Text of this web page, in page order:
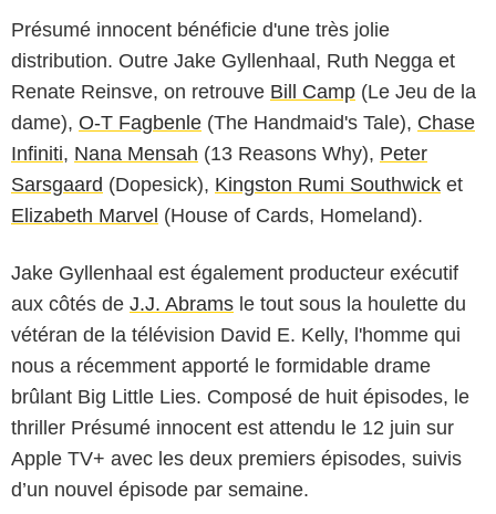
Présumé innocent bénéficie d'une très jolie
distribution. Outre Jake Gyllenhaal, Ruth Negga et
Renate Reinsve, on retrouve Bill Camp (Le Jeu de la
dame), O-T Fagbenle (The Handmaid's Tale), Chase
Infiniti, Nana Mensah (13 Reasons Why), Peter
Sarsgaard (Dopesick), Kingston Rumi Southwick et
Elizabeth Marvel (House of Cards, Homeland).
Jake Gyllenhaal est également producteur exécutif
aux côtés de J.J. Abrams le tout sous la houlette du
vétéran de la télévision David E. Kelly, l'homme qui
nous a récemment apporté le formidable drame
brûlant Big Little Lies. Composé de huit épisodes, le
thriller Présumé innocent est attendu le 12 juin sur
Apple TV+ avec les deux premiers épisodes, suivis
d’un nouvel épisode par semaine.